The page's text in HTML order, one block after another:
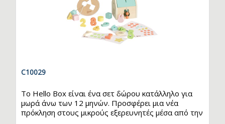
C10029
Το Hello Box είναι ένα σετ δώρου κατάλληλο για
μωρά άνω των 12 μηνών. Προσφέρει μια νέα
πρόκληση στους μικρούς εξερευνητές μέσα από την